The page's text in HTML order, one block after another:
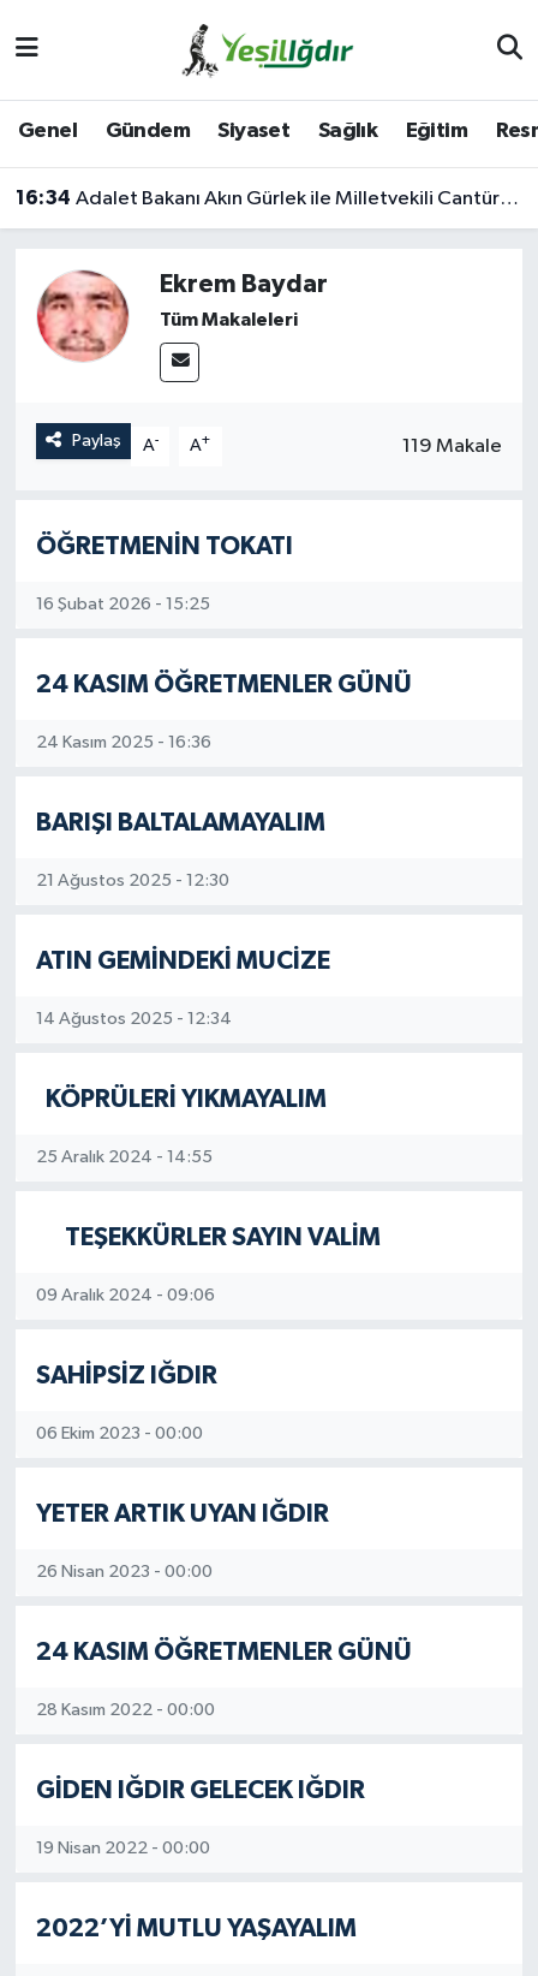
Genel Gündem Siyaset Sağlık Eğitim
16:34 Adalet Bakanı Akın Gürlek ile Milletvekili Cantürk Alagöz Iğdır’a Geliyor
Ekrem Baydar
Tüm Makaleleri
Paylaş A- A+ 119 Makale
ÖĞRETMENİN TOKATI
16 Şubat 2026 - 15:25
24 KASIM ÖĞRETMENLER GÜNÜ
24 Kasım 2025 - 16:36
BARIŞI BALTALAMAYALIM
21 Ağustos 2025 - 12:30
ATIN GEMİNDEKİ MUCİZE
14 Ağustos 2025 - 12:34
KÖPRÜLERİ YIKMAYALIM
25 Aralık 2024 - 14:55
TEŞEKKÜRLER SAYIN VALİM
09 Aralık 2024 - 09:06
SAHİPSİZ IĞDIR
06 Ekim 2023 - 00:00
YETER ARTIK UYAN IĞDIR
26 Nisan 2023 - 00:00
24 KASIM ÖĞRETMENLER GÜNÜ
28 Kasım 2022 - 00:00
GİDEN IĞDIR GELECEK IĞDIR
19 Nisan 2022 - 00:00
2022’Yİ MUTLU YAŞAYALIM
Iğdır Trafik Yoğunluk Haritası
Süper Lig Puan Durumu ve Fikstür
Son Dakika Haberleri